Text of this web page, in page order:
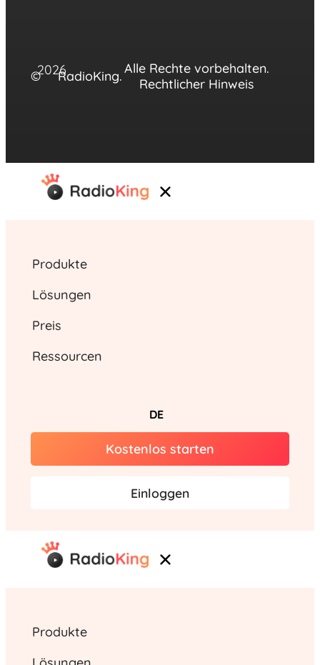
©2026RadioKing.Alle Rechte vorbehalten.
Rechtlicher Hinweis
Produkte
Lösungen
Preis
Ressourcen
DE
Kostenlos starten
Einloggen
Produkte